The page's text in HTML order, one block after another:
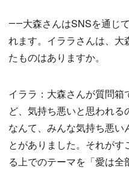
――大森さんはSNSを通じ
れます。イララさんは、大
たものはありますか。
イララ：大森さんが質問
ど、気持ち悪いと思われ
なんて、みんな気持ち悪い
とがありました。それが
る上でのテーマを「愛は